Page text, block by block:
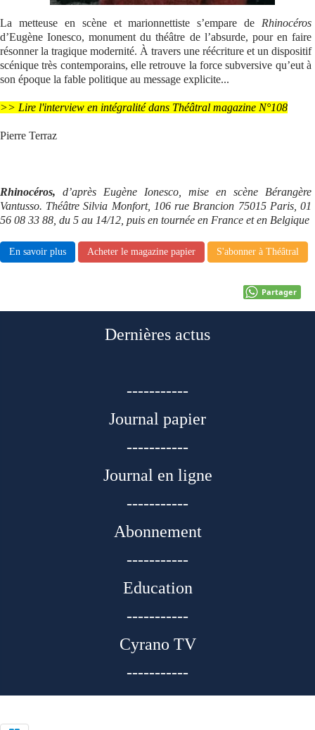
La metteuse en scène et marionnettiste s’empare de Rhinocéros
d’Eugène Ionesco, monument du théâtre de l’absurde, pour en faire
résonner la tragique modernité. À travers une réécriture et un dispositif
scénique très contemporains, elle retrouve la force subversive qu’eut à
son époque la fable politique au message explicite...
>> Lire l'interview en intégralité dans Théâtral magazine N°108
Pierre Terraz
Rhinocéros, d’après Eugène Ionesco, mise en scène Bérangère
Vantusso. Théâtre Silvia Monfort, 106 rue Brancion 75015 Paris, 01
56 08 33 88, du 5 au 14/12, puis en tournée en France et en Belgique
En savoir plus Acheter le magazine papier S'abonner à Théâtral
Partager
Dernières actus
-----------
Journal papier
-----------
Journal en ligne
-----------
Abonnement
-----------
Education
-----------
Cyrano TV
-----------